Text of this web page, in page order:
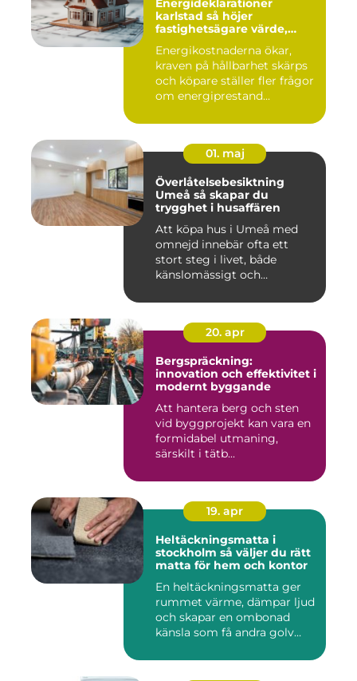
Energideklarationer
karlstad så höjer
fastighetsägare värde,
Energikostnaderna ökar,
kraven på hållbarhet skärps
och köpare ställer fler frågor
om energiprestand...
01. maj
Överlåtelsebesiktning
Umeå så skapar du
trygghet i husaffären
Att köpa hus i Umeå med
omnejd innebär ofta ett
stort steg i livet, både
känslomässigt och
20. apr
Bergspräckning:
innovation och effektivitet i
modernt byggande
Att hantera berg och sten
vid byggprojekt kan vara en
formidabel utmaning,
särskilt i tätb...
19. apr
Heltäckningsmatta i
stockholm så väljer du rätt
matta för hem och kontor
En heltäckningsmatta ger
rummet värme, dämpar ljud
och skapar en ombonad
känsla som få andra golv